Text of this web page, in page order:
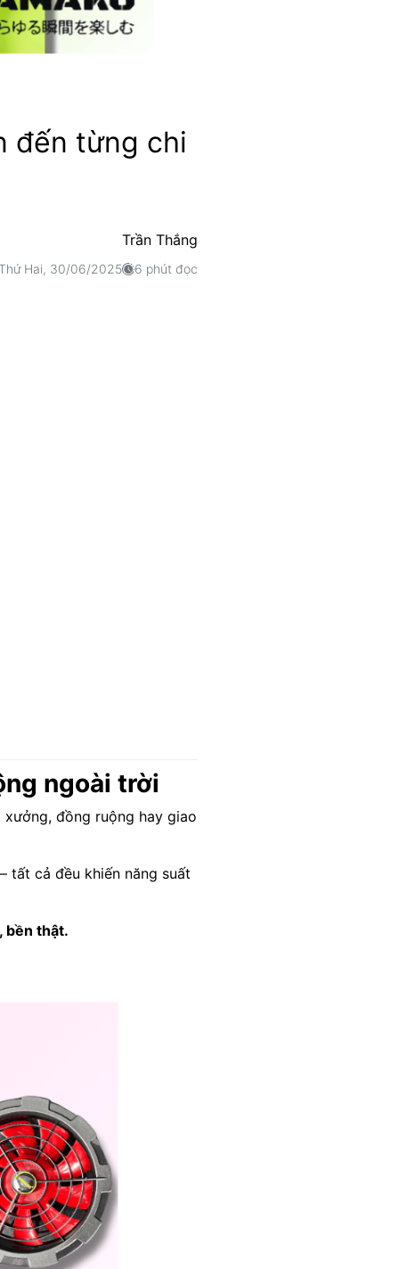
đến từng chi
Trần Thắng
Hai, 30/06/2025 6 phút đọc
ngoài trời
đồng ruộng hay giao
tất cả đều khiến năng suất
bền thật.